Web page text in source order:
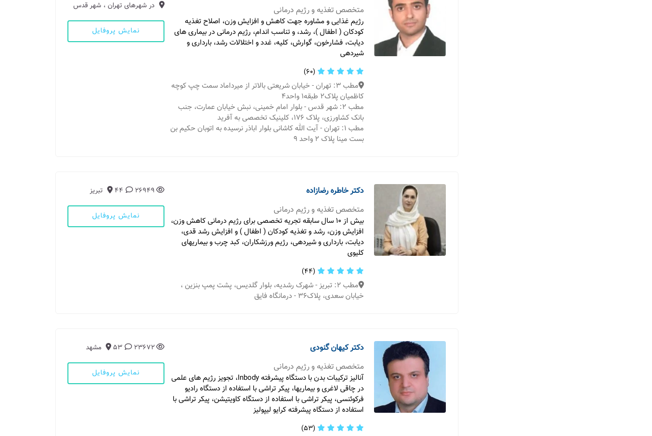
متخصص تغذیه و رژیم درمانی
رژیم غذایی و مشاوره جهت کاهش و افزایش وزن، اصلاح تغذیه
کودکان ( اطفال )، رشد، و تناسب اندام، رژیم درمانی در بیماری های
دیابت، فشارخون، گوارش، کلیه، غدد و اختلالات رشد، بارداری و
شیردهی
(60)
مطب 3: تهران - خیابان شریعتی بالاتر از میرداماد سمت چپ کوچه
کاظمیان پلاک2 طبقه1 واحد4
مطب 2: شهر قدس - بلوار امام خمینی، نبش خیابان عمارت، جنب
بانک کشاورزی، پلاک 176، کلینیک تخصصی به آفرید
مطب 1: تهران - آیت الله کاشانی بلوار اباذر نرسیده به اتوبان حکیم بن
بست مینا پلاک ۲ واحد ۹
در شهرهای تهران ، شهر قدس
نمایش پروفایل
دکتر خاطره رضازاده
متخصص تغذیه و رژیم درمانی
بیش از ۱۰ سال سابقه تجریه تخصصی برای رژیم درمانی کاهش وزن،
افزایش وزن، رشد و تغذیه کودکان ( اطفال ) و افزایش رشد قدی،
دیابت، بارداری و شیردهی، رژیم ورزشکاران، کبد چرب و بیماریهای
کلیوی
(44)
مطب 2: تبریز - شهرک رشدیه، بلوار گلدیس، پشت پمپ بنزین ،
خیابان سعدی، پلاک۳۶ - درمانگاه فایق
26949
44 تبریز
نمایش پروفایل
دکتر کیهان گنودی
متخصص تغذیه و رژیم درمانی
آنالیز ترکیبات بدن با دستگاه پیشرفته Inbody، تجویز رژیم های علمی
در چاقی لاغری و بیماریها، پیکر تراشی با استفاده از دستگاه رادیو
فرکوئنسی، پیکر تراشی با استفاده از دستگاه کاویتیشن، پیکر تراشی با
استفاده از دستگاه پیشرفته کرایو لیپولیز
(53)
23672
53 مشهد
نمایش پروفایل